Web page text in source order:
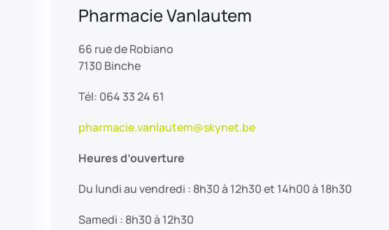
Pharmacie Vanlautem
66 rue de Robiano
7130 Binche
Tél: 064 33 24 61
pharmacie.vanlautem@skynet.be
Heures d’ouverture
Du lundi au vendredi : 8h30 à 12h30 et 14h00 à 18h30
Samedi : 8h30 à 12h30